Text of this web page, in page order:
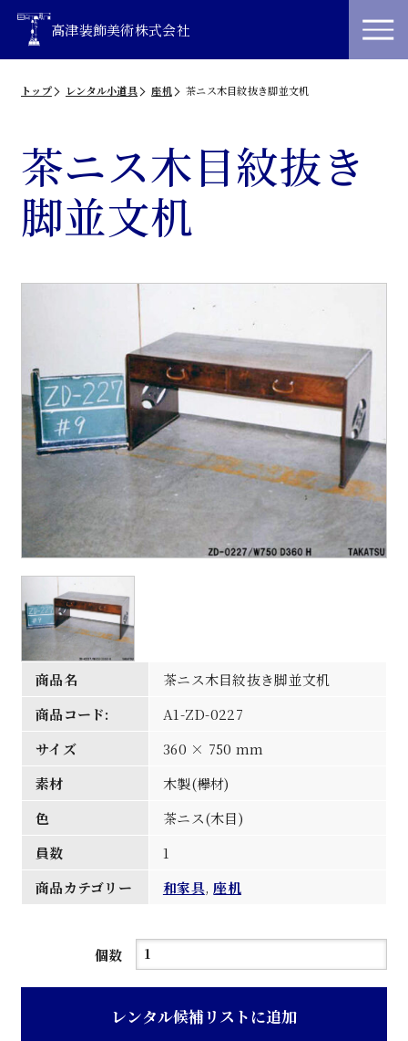
高津装飾美術株式会社
トップ レンタル小道具 座机 茶ニス木目紋抜き脚並文机
茶ニス木目紋抜き
脚並文机
商品名
茶ニス木目紋抜き脚並文机
商品コード:
A1-ZD-0227
サイズ
360 × 750 mm
素材
木製(欅材)
色
茶ニス(木目)
員数
1
商品カテゴリー
和家具,座机
個数
茶
木
レンタル候補リストに追加